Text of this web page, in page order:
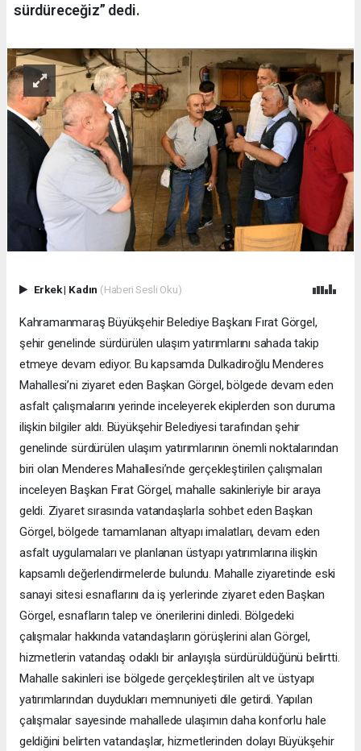
sürdüreceğiz” dedi.
Erkek| Kadın (Haberi Sesli Oku)
Kahramanmaraş Büyükşehir Belediye Başkanı Fırat Görgel,
şehir genelinde sürdürülen ulaşım yatırımlarını sahada takip
etmeye devam ediyor. Bu kapsamda Dulkadiroğlu Menderes
Mahallesi’ni ziyaret eden Başkan Görgel, bölgede devam eden
asfalt çalışmalarını yerinde inceleyerek ekiplerden son duruma
ilişkin bilgiler aldı. Büyükşehir Belediyesi tarafından şehir
genelinde sürdürülen ulaşım yatırımlarının önemli noktalarından
biri olan Menderes Mahallesi’nde gerçekleştirilen çalışmaları
inceleyen Başkan Fırat Görgel, mahalle sakinleriyle bir araya
geldi. Ziyaret sırasında vatandaşlarla sohbet eden Başkan
Görgel, bölgede tamamlanan altyapı imalatları, devam eden
asfalt uygulamaları ve planlanan üstyapı yatırımlarına ilişkin
kapsamlı değerlendirmelerde bulundu. Mahalle ziyaretinde eski
sanayi sitesi esnaflarını da iş yerlerinde ziyaret eden Başkan
Görgel, esnafların talep ve önerilerini dinledi. Bölgedeki
çalışmalar hakkında vatandaşların görüşlerini alan Görgel,
hizmetlerin vatandaş odaklı bir anlayışla sürdürüldüğünü belirtti.
Mahalle sakinleri ise bölgede gerçekleştirilen alt ve üstyapı
yatırımlarından duydukları memnuniyeti dile getirdi. Yapılan
çalışmalar sayesinde mahallede ulaşımın daha konforlu hale
geldiğini belirten vatandaşlar, hizmetlerinden dolayı Büyükşehir